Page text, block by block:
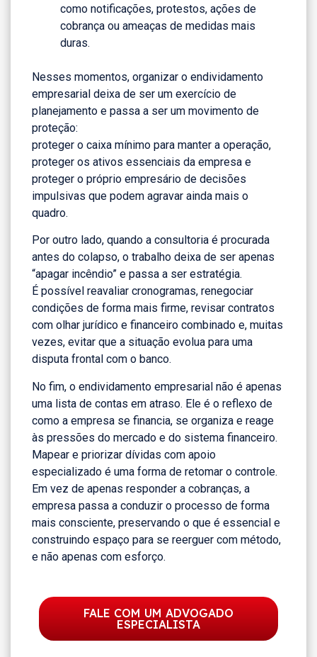
como notificações, protestos, ações de
cobrança ou ameaças de medidas mais
duras.
Nesses momentos, organizar o endividamento
empresarial deixa de ser um exercício de
planejamento e passa a ser um movimento de
proteção:
proteger o caixa mínimo para manter a operação,
proteger os ativos essenciais da empresa e
proteger o próprio empresário de decisões
impulsivas que podem agravar ainda mais o
quadro.
Por outro lado, quando a consultoria é procurada
antes do colapso, o trabalho deixa de ser apenas
“apagar incêndio” e passa a ser estratégia.
É possível reavaliar cronogramas, renegociar
condições de forma mais firme, revisar contratos
com olhar jurídico e financeiro combinado e, muitas
vezes, evitar que a situação evolua para uma
disputa frontal com o banco.
No fim, o endividamento empresarial não é apenas
uma lista de contas em atraso. Ele é o reflexo de
como a empresa se financia, se organiza e reage
às pressões do mercado e do sistema financeiro.
Mapear e priorizar dívidas com apoio
especializado é uma forma de retomar o controle.
Em vez de apenas responder a cobranças, a
empresa passa a conduzir o processo de forma
mais consciente, preservando o que é essencial e
construindo espaço para se reerguer com método,
e não apenas com esforço.
FALE COM UM ADVOGADO
ESPECIALISTA